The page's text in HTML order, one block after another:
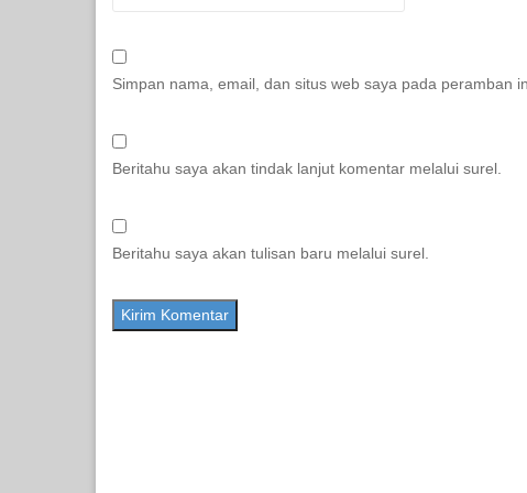
Simpan nama, email, dan situs web saya pada peramban
Beritahu saya akan tindak lanjut komentar melalui surel.
Beritahu saya akan tulisan baru melalui surel.